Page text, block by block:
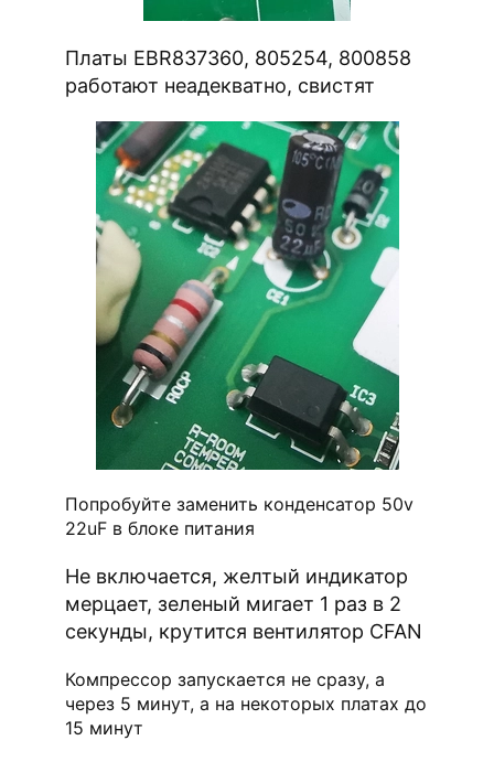
Платы EBR837360, 805254, 800858
работают неадекватно, свистят
Попробуйте заменить конденсатор 50v
22uF в блоке питания
Не включается, желтый индикатор
мерцает, зеленый мигает 1 раз в 2
секунды, крутится вентилятор CFAN
Компрессор запускается не сразу, а
через 5 минут, а на некоторых платах до
15 минут